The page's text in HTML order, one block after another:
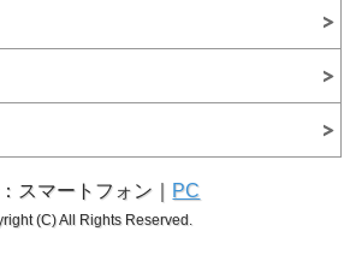
スマートフォン｜ PC
(C) All Rights Reserved.